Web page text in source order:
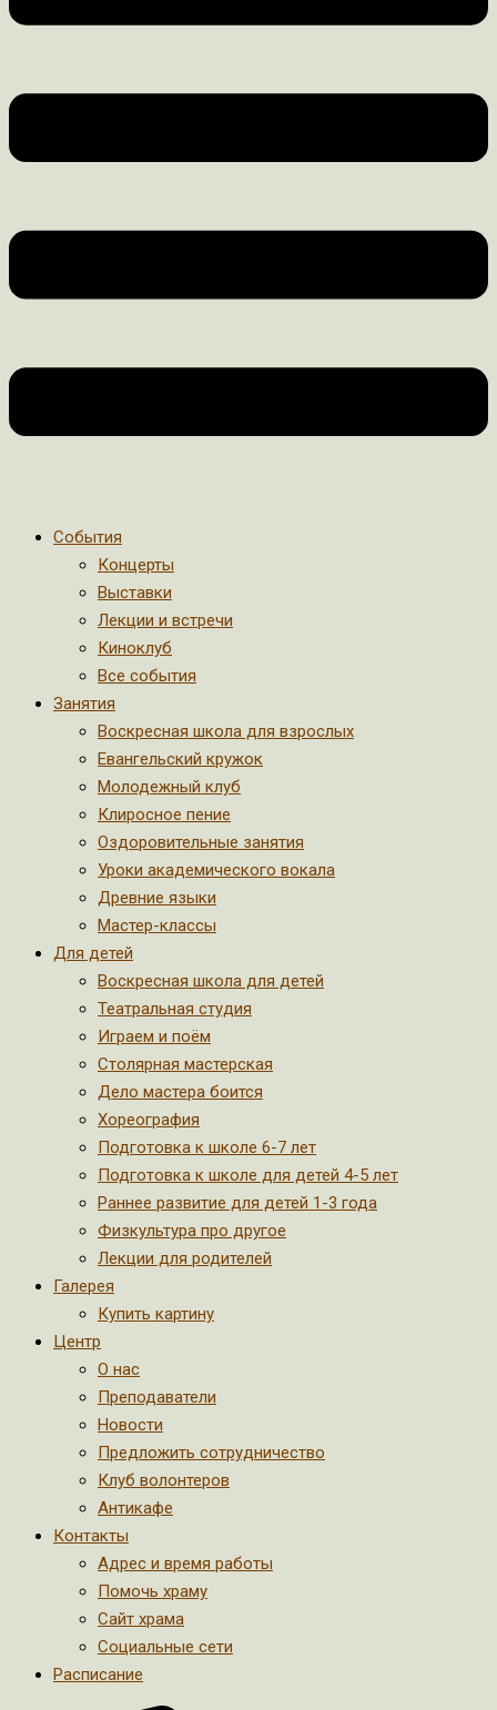
События
Концерты
Выставки
Лекции и встречи
Киноклуб
Все события
Занятия
Воскресная школа для взрослых
Евангельский кружок
Молодежный клуб
Клиросное пение
Оздоровительные занятия
Уроки академического вокала
Древние языки
Мастер-классы
Для детей
Воскресная школа для детей
Театральная студия
Играем и поём
Столярная мастерская
Дело мастера боится
Хореография
Подготовка к школе 6-7 лет
Подготовка к школе для детей 4-5 лет
Раннее развитие для детей 1-3 года
Физкультура про другое
Лекции для родителей
Галерея
Купить картину
Центр
О нас
Преподаватели
Новости
Предложить сотрудничество
Клуб волонтеров
Антикафе
Контакты
Адрес и время работы
Помочь храму
Сайт храма
Социальные сети
Расписание